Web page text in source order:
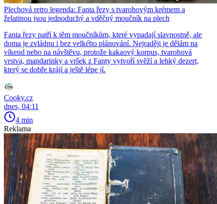
Plechová retro legenda: Fanta řezy s tvarohovým krémem a
želatinou jsou jednoduchý a vděčný moučník na plech
Fanta řezy patří k těm moučníkům, které vypadají slavnostně, ale
doma je zvládnu i bez velkého plánování. Nejraději je dělám na
víkend nebo na návštěvu, protože kakaový korpus, tvarohová
vrstva, mandarinky a vršek z Fanty vytvoří svěží a lehký dezert,
který se dobře krájí a ještě lépe jí.
Cooky.cz
dnes, 04:11
4 min
Reklama